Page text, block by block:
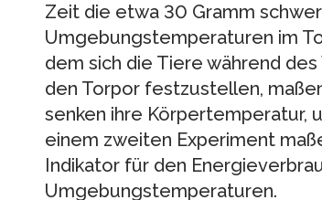
Zeit die etwa 30 Gramm
Umgebungstemperaturen im
dem sich die Tiere während
den Torpor festzustellen,
senken ihre Körpertemperatur,
einem zweiten Experiment
Indikator für den
Umgebungstemperaturen.